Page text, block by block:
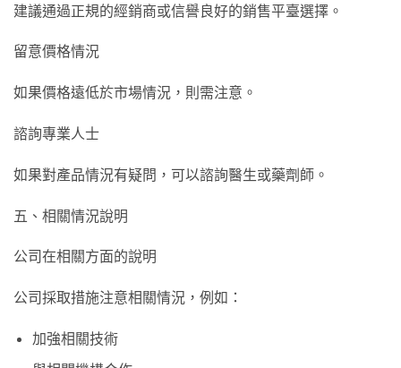
建議通過正規的經銷商或信譽良好的銷售平臺選擇。
留意價格情況
如果價格遠低於市場情況，則需注意。
諮詢專業人士
如果對產品情況有疑問，可以諮詢醫生或藥劑師。
五、相關情況說明
公司在相關方面的說明
公司採取措施注意相關情況，例如：
加強相關技術